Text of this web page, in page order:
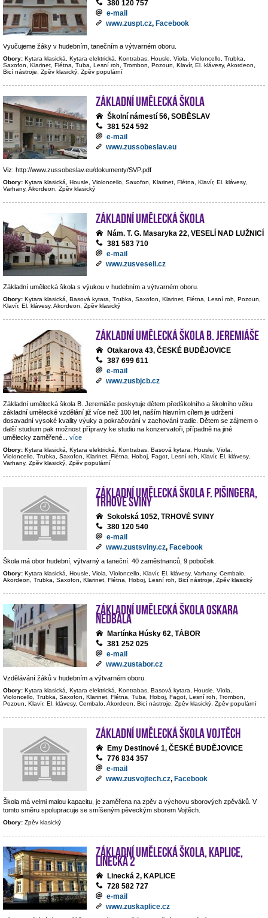
380 120 757
e-mail
www.zuspt.cz, Facebook
Vyučujeme žáky v hudebním, tanečním a výtvarném oboru.
Obory: Kytara klasická, Kytara elektrická, Kontrabas, Housle, Viola, Violoncello, Trubka,
Saxofon, Klarinet, Flétna, Tuba, Lesní roh, Trombon, Pozoun, Klavír, El. klávesy, Akordeon,
Bicí nástroje, Zpěv klasický, Zpěv populární
Základní umělecká škola
Školní námestí 56, SOBĚSLAV
381 524 592
e-mail
www.zussobeslav.eu
Viz: http://www.zussobeslav.eu/dokumenty/SVP.pdf
Obory: Kytara klasická, Housle, Violoncello, Saxofon, Klarinet, Flétna, Klavír, El. klávesy,
Varhany, Akordeon, Zpěv klasický
Základní umělecká škola
Nám. T. G. Masaryka 22, VESELÍ NAD LUŽNICÍ
381 583 710
e-mail
www.zusveseli.cz
Základní umělecká škola s výukou v hudebním a výtvarném oboru.
Obory: Kytara klasická, Basová kytara, Trubka, Saxofon, Klarinet, Flétna, Lesní roh, Pozoun,
Klavír, El. klávesy, Akordeon, Zpěv klasický
Základní umělecká škola B. Jeremiáše
Otakarova 43, ČESKÉ BUDĚJOVICE
387 699 611
e-mail
www.zusbjcb.cz
Základní umělecká škola B. Jeremiáše poskytuje dětem předškolního a školního věku
základní umělecké vzdělání již více než 100 let, naším hlavním cílem je udržení
dosavadní vysoké kvality výuky a pokračování v zachování tradic. Dětem se zájmem o
další studium pak možnost přípravy ke studiu na konzervatoři, případně na jiné
umělecky zaměřené
více
Obory: Kytara klasická, Kytara elektrická, Kontrabas, Basová kytara, Housle, Viola,
Violoncello, Trubka, Saxofon, Klarinet, Flétna, Hoboj, Fagot, Lesní roh, Klavír, El. klávesy,
Varhany, Zpěv klasický, Zpěv populární
Základní umělecká škola F. Pišingera,
Trhové Sviny
Sokolská 1052, TRHOVÉ SVINY
380 120 540
e-mail
www.zustsviny.cz, Facebook
Škola má obor hudební, výtvarný a taneční. 40 zaměstnanců, 9 poboček.
Obory: Kytara klasická, Housle, Viola, Violoncello, Klavír, El. klávesy, Varhany, Cembalo,
Akordeon, Trubka, Saxofon, Klarinet, Flétna, Hoboj, Lesní roh, Bicí nástroje, Zpěv klasický
Základní umělecká škola Oskara
Nedbala
Martínka Húsky 62, TÁBOR
381 252 025
e-mail
www.zustabor.cz
Vzdělávání žáků v hudebním a výtvarném oboru.
Obory: Kytara klasická, Kytara elektrická, Kontrabas, Basová kytara, Housle, Viola,
Violoncello, Trubka, Saxofon, Klarinet, Flétna, Tuba, Hoboj, Fagot, Lesní roh, Trombon,
Pozoun, Klavír, El. klávesy, Cembalo, Akordeon, Bicí nástroje, Zpěv klasický, Zpěv populární
Základní umělecká škola Vojtěch
Emy Destinové 1, ČESKÉ BUDĚJOVICE
776 834 357
e-mail
www.zusvojtech.cz, Facebook
Škola má velmi malou kapacitu, je zaměřena na zpěv a výchovu sborových zpěváků. V
tomto směru spolupracuje se smíšeným pěveckým sborem Vojtěch.
Obory: Zpěv klasický
Základní umělecká škola, Kaplice,
Linecká 2
Linecká 2, KAPLICE
728 582 727
e-mail
www.zuskaplice.cz